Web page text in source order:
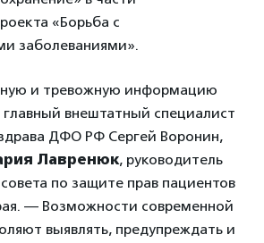
«Борьба с
заболеваниями».
и тревожную информацию
главный внештатный специалист
ДФО РФ Сергей Воронин,
Лавренюк, руководитель
по защите прав пациентов
— Возможности современной
выявлять, предупреждать и